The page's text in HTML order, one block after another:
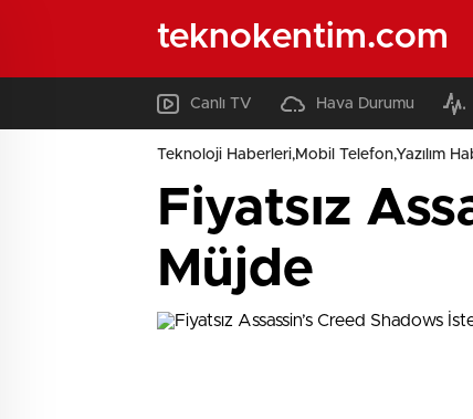
teknokentim.com
Canlı TV Hava Durumu
Teknoloji Haberleri,Mobil Telefon,Yazılım
Fiyatsız
Müjde